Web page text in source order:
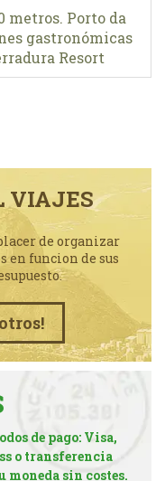
metros. Porto da
gastronómicas
Resort
VIAJES
de organizar
en funcion de sus
de pago: Visa,
o transferencia
moneda sin costes.